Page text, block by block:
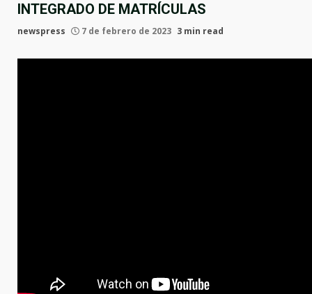
INTEGRADO DE MATRÍCULAS
newspress 7 de febrero de 2023 3 min read